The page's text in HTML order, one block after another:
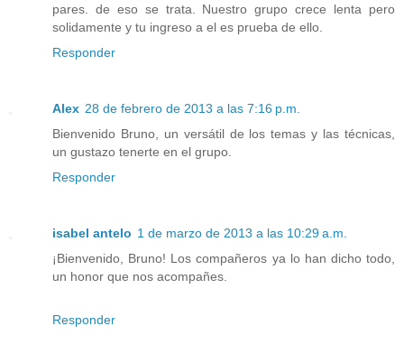
pares. de eso se trata. Nuestro grupo crece lenta pero
solidamente y tu ingreso a el es prueba de ello.
Responder
Alex 28 de febrero de 2013 a las 7:16 p.m.
Bienvenido Bruno, un versátil de los temas y las técnicas,
un gustazo tenerte en el grupo.
Responder
isabel antelo 1 de marzo de 2013 a las 10:29 a.m.
¡Bienvenido, Bruno! Los compañeros ya lo han dicho todo,
un honor que nos acompañes.
Responder